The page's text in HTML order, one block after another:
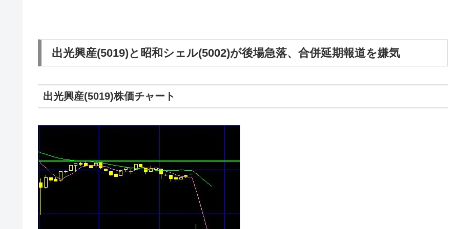
出光興産(5019)と昭和シェル(5002)が後場急落、合併延期報道を嫌気
出光興産(5019)株価チャート